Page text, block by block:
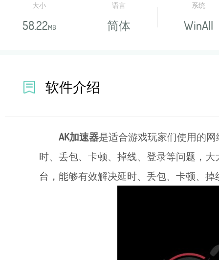
大小
58.22MB
语言
简体
系统
WinAll
软件介绍
AK加速器是适合游戏玩家们使用的
时、丢包、卡顿、掉线、登录等问题，大
台，能够有效解决延时、丢包、卡顿、掉